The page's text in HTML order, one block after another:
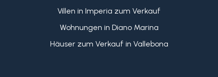
Villen in Imperia zum Verkauf
Wohnungen in Diano Marina
Häuser zum Verkauf in Vallebona